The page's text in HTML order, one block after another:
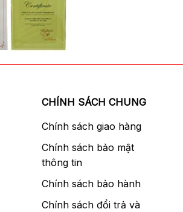
CHÍNH SÁCH CHUNG
Chính sách giao hàng
Chính sách bảo mật
thông tin
Chính sách bảo hành
Chính sách đổi trả và